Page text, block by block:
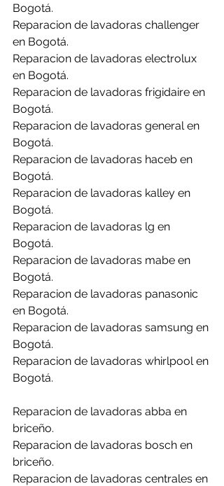
Bogotá.
Reparacion de lavadoras challenger
en Bogotá.
Reparacion de lavadoras electrolux
en Bogotá.
Reparacion de lavadoras frigidaire en
Bogotá.
Reparacion de lavadoras general en
Bogotá.
Reparacion de lavadoras haceb en
Bogotá.
Reparacion de lavadoras kalley en
Bogotá.
Reparacion de lavadoras lg en
Bogotá.
Reparacion de lavadoras mabe en
Bogotá.
Reparacion de lavadoras panasonic
en Bogotá.
Reparacion de lavadoras samsung en
Bogotá.
Reparacion de lavadoras whirlpool en
Bogotá.
Reparacion de lavadoras abba en
briceño.
Reparacion de lavadoras bosch en
briceño.
Reparacion de lavadoras centrales en